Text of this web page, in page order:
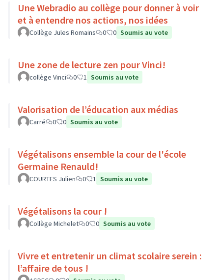
Une Webradio au collège pour donner à voir
et à entendre nos actions, nos idées
Collège Jules Romains 0 0 Soumis au vote
Une zone de lecture zen pour Vinci!
collège Vinci 0 1 Soumis au vote
Valorisation de l’éducation aux médias
Carré 0 0 Soumis au vote
Végétalisons ensemble la cour de l'école
Germaine Renauld!
COURTES Julien 0 1 Soumis au vote
Végétalisons la cour !
Collège Michelet 0 0 Soumis au vote
Vivre et entretenir un climat scolaire serein :
l’affaire de tous !